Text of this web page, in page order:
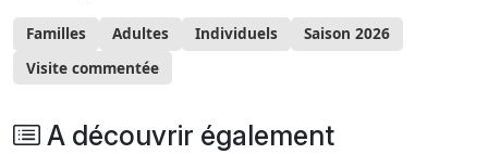
Familles Adultes Individuels
Saison 2026
Visite commentée
A découvrir également